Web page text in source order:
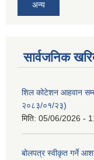
अन्य
सार्वजनिक
शिल कोटेशन आहवान
२०८३/०१/२३)
मिति: 05/06/2026 -
बोलपत्र स्वीकृत गर्ने